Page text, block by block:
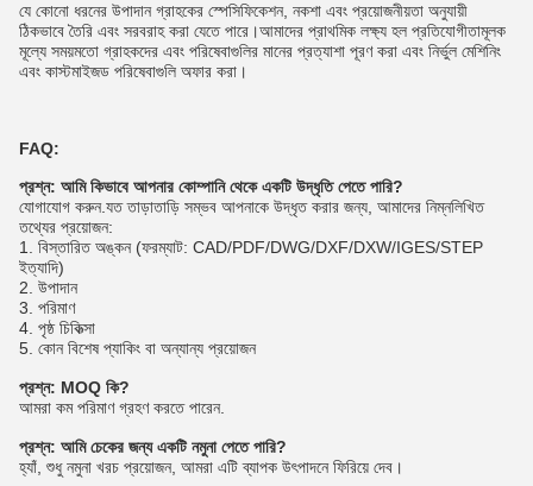
যে কোনো ধরনের উপাদান গ্রাহকের স্পেসিফিকেশন, নকশা এবং প্রয়োজনীয়তা অনুযায়ী
ঠিকভাবে তৈরি এবং সরবরাহ করা যেতে পারে।আমাদের প্রাথমিক লক্ষ্য হল প্রতিযোগীতামূলক
মূল্যে সময়মতো গ্রাহকদের এবং পরিষেবাগুলির মানের প্রত্যাশা পূরণ করা এবং নির্ভুল মেশিনিং
এবং কাস্টমাইজড পরিষেবাগুলি অফার করা।
FAQ:
প্রশ্ন: আমি কিভাবে আপনার কোম্পানি থেকে একটি উদ্ধৃতি পেতে পারি?
যোগাযোগ করুন.যত তাড়াতাড়ি সম্ভব আপনাকে উদ্ধৃত করার জন্য, আমাদের নিম্নলিখিত
তথ্যের প্রয়োজন:
1. বিস্তারিত অঙ্কন (ফরম্যাট: CAD/PDF/DWG/DXF/DXW/IGES/STEP
ইত্যাদি)
2. উপাদান
3. পরিমাণ
4. পৃষ্ঠ চিকিত্সা
5. কোন বিশেষ প্যাকিং বা অন্যান্য প্রয়োজন
প্রশ্ন: MOQ কি?
আমরা কম পরিমাণ গ্রহণ করতে পারেন.
প্রশ্ন: আমি চেকের জন্য একটি নমুনা পেতে পারি?
হ্যাঁ, শুধু নমুনা খরচ প্রয়োজন, আমরা এটি ব্যাপক উৎপাদনে ফিরিয়ে দেব।